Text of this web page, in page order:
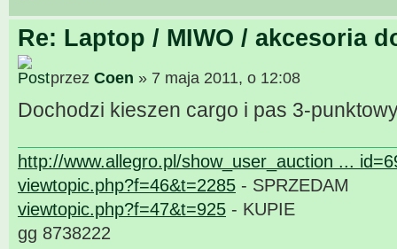
Re: Laptop / MIWO / akcesoria
przez Coen » 7 maja 2011, o 12:08
Dochodzi kieszen cargo i pas 3-
http://www.allegro.pl/show_user_auction ...
viewtopic.php?f=46&t=2285 - SPRZEDAM
viewtopic.php?f=47&t=925 - KUPIE
gg 8738222